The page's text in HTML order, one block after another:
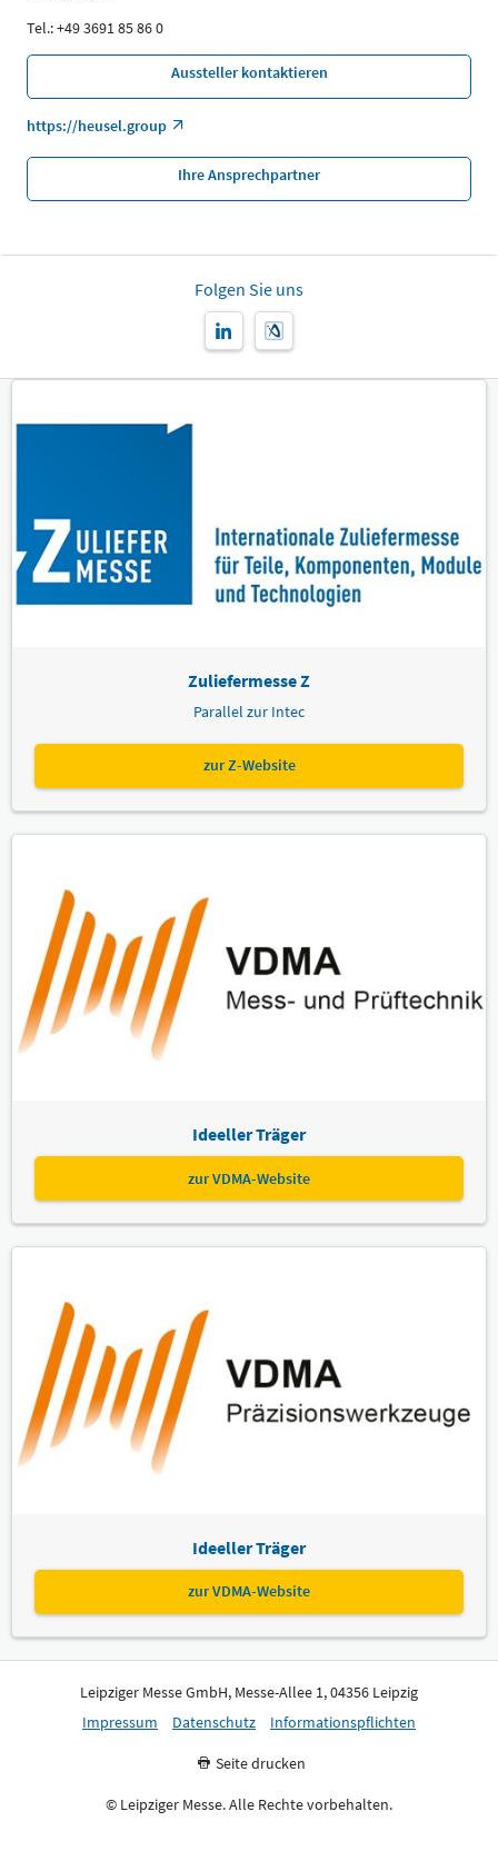
Tel.: +49 3691 85 86 0
Aussteller kontaktieren
https://heusel.group
Ihre Ansprechpartner
Folgen Sie uns
Zuliefermesse Z
Parallel zur Intec
zur Z-Website
Ideeller Träger
zur VDMA-Website
Ideeller Träger
zur VDMA-Website
Leipziger Messe GmbH, Messe-Allee 1, 04356 Leipzig
Impressum
Datenschutz Informationspflichten
Seite drucken
© Leipziger Messe. Alle Rechte vorbehalten.